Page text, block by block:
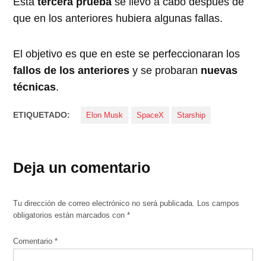
que en los anteriores hubiera algunas fallas.
El objetivo es que en este se perfeccionaran los
fallos de los anteriores y se probaran nuevas
técnicas.
ETIQUETADO: Elon Musk SpaceX Starship
Deja un comentario
Tu dirección de correo electrónico no será publicada. Los campos
obligatorios están marcados con*
Comentario*